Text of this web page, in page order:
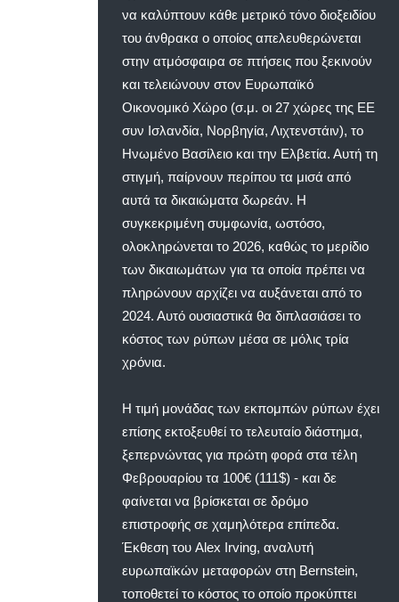
να καλύπτουν κάθε μετρικό τόνο διοξειδίου
του άνθρακα ο οποίος απελευθερώνεται
στην ατμόσφαιρα σε πτήσεις που ξεκινούν
και τελειώνουν στον Ευρωπαϊκό
Οικονομικό Χώρο (σ.μ. οι 27 χώρες της ΕΕ
συν Ισλανδία, Νορβηγία, Λιχτενστάιν), το
Ηνωμένο Βασίλειο και την Ελβετία. Αυτή τη
στιγμή, παίρνουν περίπου τα μισά από
αυτά τα δικαιώματα δωρεάν. Η
συγκεκριμένη συμφωνία, ωστόσο,
ολοκληρώνεται το 2026, καθώς το μερίδιο
των δικαιωμάτων για τα οποία πρέπει να
πληρώνουν αρχίζει να αυξάνεται από το
2024. Αυτό ουσιαστικά θα διπλασιάσει το
κόστος των ρύπων μέσα σε μόλις τρία
χρόνια.
Η τιμή μονάδας των εκπομπών ρύπων έχει
επίσης εκτοξευθεί το τελευταίο διάστημα,
ξεπερνώντας για πρώτη φορά στα τέλη
Φεβρουαρίου τα 100€ (111$) - και δε
φαίνεται να βρίσκεται σε δρόμο
επιστροφής σε χαμηλότερα επίπεδα.
Έκθεση του Alex Irving, αναλυτή
ευρωπαϊκών μεταφορών στη Bernstein,
τοποθετεί το κόστος το οποίο προκύπτει